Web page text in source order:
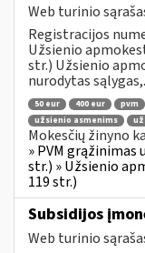
Web turinio
Registracijos
Užsienio
str.) Užsienio
nurodytas
50 eur 400 eur pvm
užsienio asmenims
Mokesčių žinyno
» PVM grąžinimas
str.) » Užsienio
119 str.)
Subsidijos
Web turinio